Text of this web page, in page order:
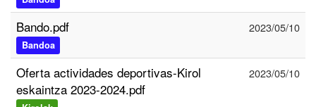
Bando.pdf
Bandoa
2023/05/10
Oferta actividades deportivas-Kirol
eskaintza 2023-2024.pdf
2023/05/10